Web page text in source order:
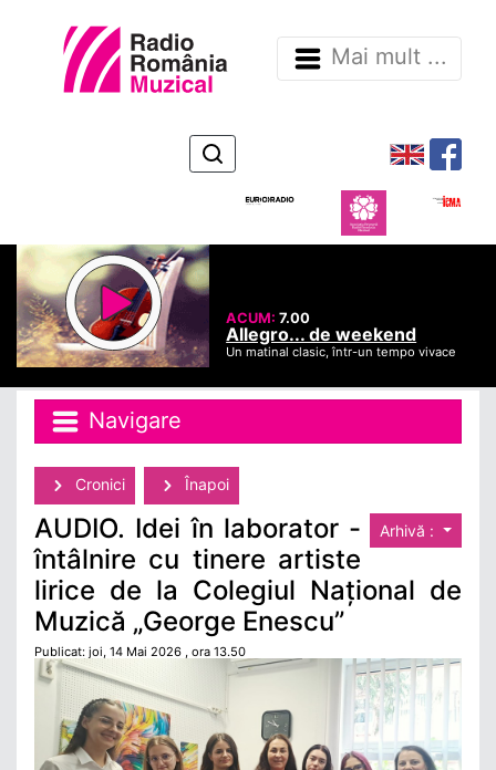
Mai mult ...
ACUM:7.00
Allegro... de weekend
Un matinal clasic, într-un tempo vivace
Navigare
Cronici Înapoi
Arhivă :
AUDIO. Idei în laborator -
întâlnire cu tinere artiste
lirice de la Colegiul Național de
Muzică „George Enescu”
Publicat: joi, 14 Mai 2026 , ora 13.50